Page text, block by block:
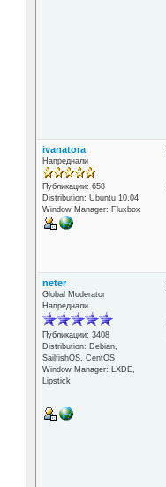
ivanatora
Напреднали
Публикации: 658
Distribution: Ubuntu 10.04
Window Manager: Fluxbox
neter
Global Moderator
Напреднали
Публикации: 3408
Distribution: Debian,
SailfishOS, CentOS
Window Manager: LXDE,
Lipstick